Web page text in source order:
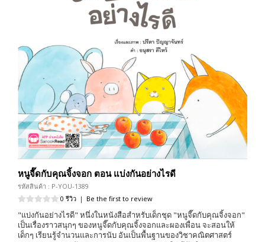
หนูจี๊ดกับคุณจิ้งจอก ตอน แบ่งกันอย่างไรดี
รหัสสินค้า : P-YOU-1389
0 รีวิว | Be the first to review
"แบ่งกันอย่างไรดี" หนึ่งในหนังสือสำหรับเด็กชุด "หนูจี๊ดกับคุณจิ้งจอก"
เป็นเรื่องราวสนุกๆ ของหนูจี๊ดกับคุณจิ้งจอกและผองเพื่อน จะสอนให้
เด็กๆ เรียนรู้จำนวนและการนับ อันเป็นพื้นฐานของวิชาคณิตศาสตร์